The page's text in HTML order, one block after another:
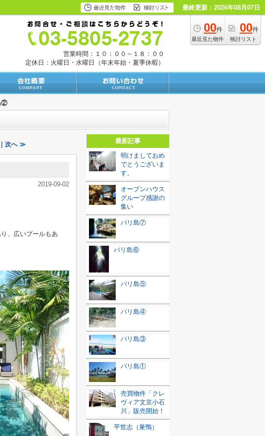
最終更新：2026年08月07日
00件
最近見た物件
00件
検討リスト
営業時間：１０：００～１８：００
定休日：火曜日・水曜日（年末年始・夏季休暇）
②
次へ ≫
2019-09-02
、広いプールもあ
最新記事
明けましておめ
でとうございま
す。
オープンハウス
グループ感謝の
集い
バリ島⑦
バリ島⑥
バリ島⑤
バリ島④
バリ島③
バリ島①
売買物件「クレ
ヴィア文京小石
川」販売開始！
平世志（巣鴨）